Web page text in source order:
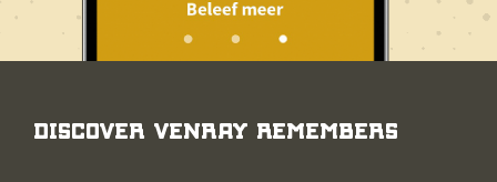
Discover Venray Remembers